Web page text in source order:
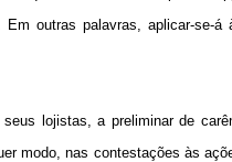
outras palavras, aplicar-se-á
lojistas, a preliminar de
modo, nas contestações às